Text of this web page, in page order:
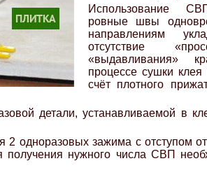
Использование
ровные швы
направлениям
отсутствие
«выдавливания»
процессе сушки клея
счёт плотного
детали, устанавливаемой в
2 одноразовых зажима с отступом
нужного числа СВП